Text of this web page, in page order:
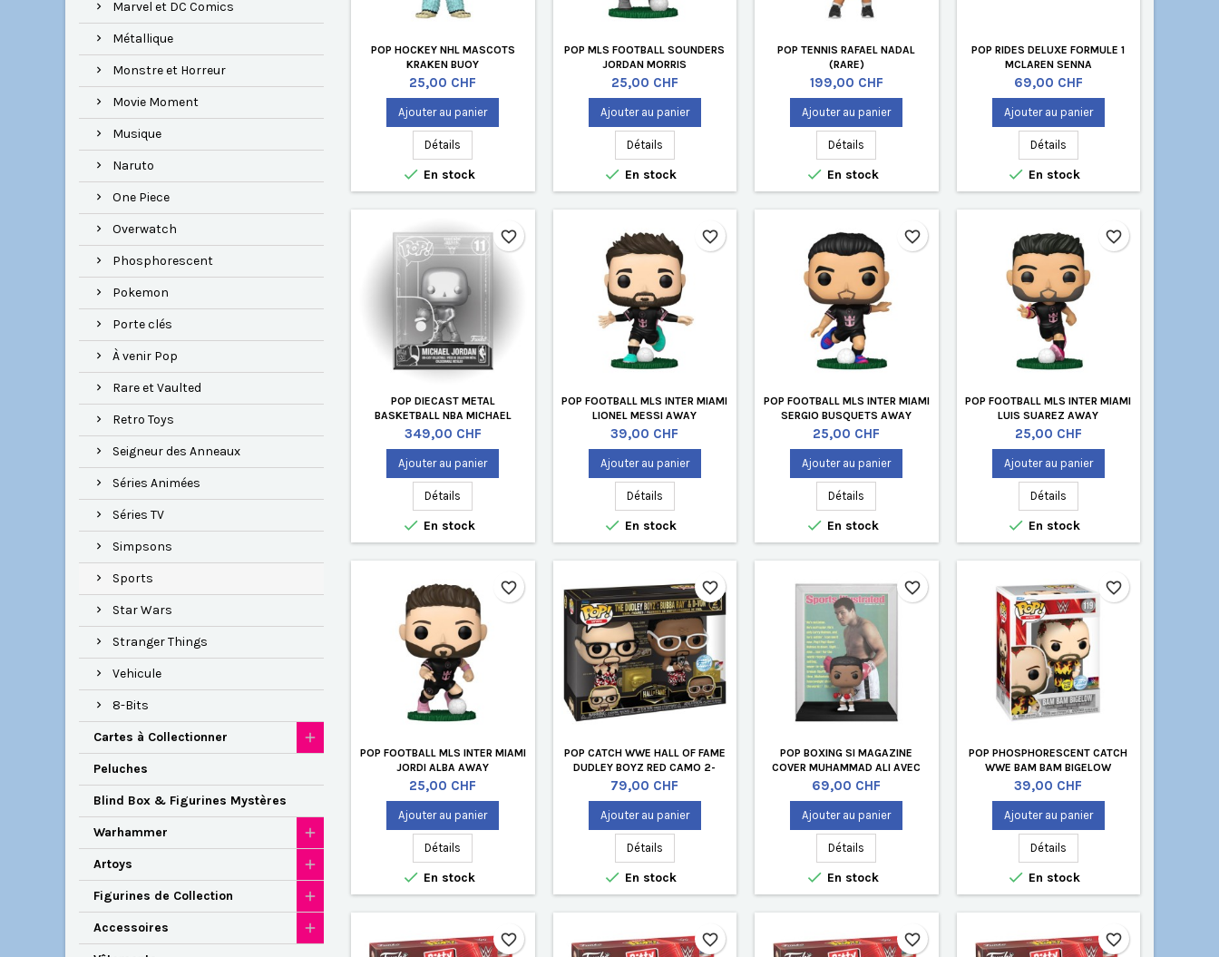
Marvel et DC Comics
Métallique
Monstre et Horreur
Movie Moment
Musique
Naruto
One Piece
Overwatch
Phosphorescent
Pokemon
Porte clés
À venir Pop
Rare et Vaulted
Retro Toys
Seigneur des Anneaux
Séries Animées
Séries TV
Simpsons
Sports
Star Wars
Stranger Things
Vehicule
8-Bits
Cartes à Collectionner
Peluches
Blind Box & Figurines Mystères
Warhammer
Artoys
Figurines de Collection
Accessoires
POP HOCKEY NHL MASCOTS
KRAKEN BUOY
Prix
25,00 CHF
Ajouter au panier
Détails
 En stock
POP MLS FOOTBALL SOUNDERS
JORDAN MORRIS
Prix
25,00 CHF
Ajouter au panier
Détails
 En stock
POP TENNIS RAFAEL NADAL
(RARE)
Prix
199,00 CHF
Ajouter au panier
Détails
 En stock
POP RIDES DELUXE FORMULE 1
MCLAREN SENNA
Prix
69,00 CHF
Ajouter au panier
Détails
 En stock
POP DIECAST METAL
BASKETBALL NBA MICHAEL
JORDAN CHICAGO BULLS CHASE
Prix
349,00 CHF
Ajouter au panier
Détails
 En stock
favorite_border
POP FOOTBALL MLS INTER MIAMI
LIONEL MESSI AWAY
Prix
39,00 CHF
Ajouter au panier
Détails
 En stock
favorite_border
POP FOOTBALL MLS INTER MIAMI
SERGIO BUSQUETS AWAY
Prix
25,00 CHF
Ajouter au panier
Détails
 En stock
favorite_border
POP FOOTBALL MLS INTER MIAMI
LUIS SUAREZ AWAY
Prix
25,00 CHF
Ajouter au panier
Détails
 En stock
favorite_border
POP FOOTBALL MLS INTER MIAMI
JORDI ALBA AWAY
Prix
25,00 CHF
Ajouter au panier
Détails
 En stock
favorite_border
POP CATCH WWE HALL OF FAME
DUDLEY BOYZ RED CAMO 2-
PACK EDITION LIMITÉE
Prix
79,00 CHF
Ajouter au panier
Détails
 En stock
favorite_border
POP BOXING SI MAGAZINE
COVER MUHAMMAD ALI AVEC
BOÎTE DE PROTECTION
Prix
69,00 CHF
Ajouter au panier
Détails
 En stock
favorite_border
POP PHOSPHORESCENT CATCH
WWE BAM BAM BIGELOW
EDITION LIMITÉE
Prix
39,00 CHF
Ajouter au panier
Détails
 En stock
favorite_border
favorite_border favorite_border favorite_border favorite_border